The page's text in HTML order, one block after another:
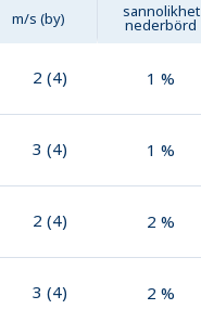
m/s (by) sannolikhet
nederbörd
2 (4) 1 %
3 (4) 1 %
2 (4) 2 %
3 (4) 2 %